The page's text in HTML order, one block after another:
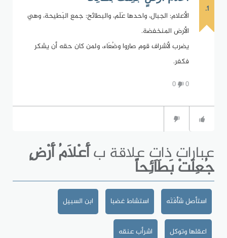
1.
الأعلام: الجبال، واحدها عَلَم، والبطائح: جمع البَطيحة، وهي
الأرض المنخفضة.
يضرب لأشراف قوم صاروا وضُعَاء، ولمن كان حقه أن يشكر
فكفر.
0
0
عبارات ذات علاقة بأََعْلاَمُ أََرْضٍ
جُعِلَتْ بَطَاَئِحاً
استأصل شَأْفَتَه استشاط غضبا ابن السبيل
اعقلها وتوكل اشرأب عنقه